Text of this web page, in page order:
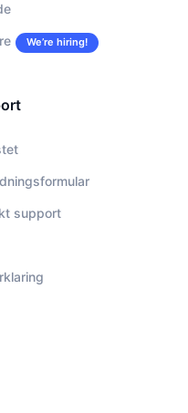
We’re hiring!
support